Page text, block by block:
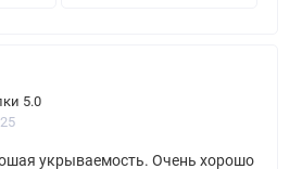
5.0
укрываемость. Очень хорошо